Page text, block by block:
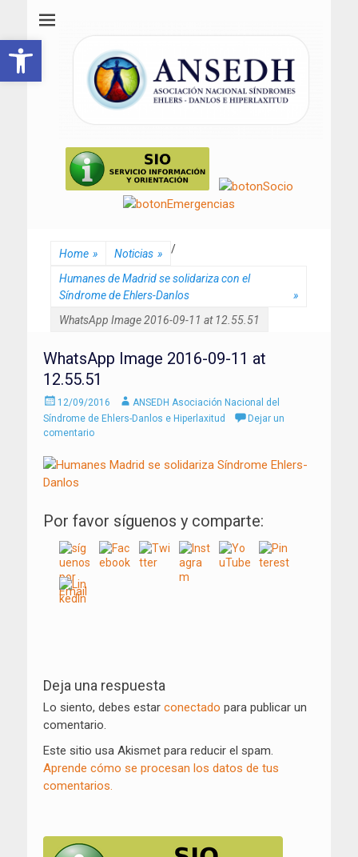
Abrir barra de herramientas
Home » Noticias » /
Humanes de Madrid se solidariza con el
Síndrome de Ehlers-Danlos
»
WhatsApp Image 2016-09-11 at 12.55.51
WhatsApp Image 2016-09-11 at
12.55.51
Enviado
el
12/09/2016 AutorANSEDH Asociación Nacional del
Síndrome de Ehlers-Danlos e Hiperlaxitud
Dejar un
comentario
Por favor síguenos y comparte:
de
entradas
Deja una respuesta
Lo siento, debes estar conectado para publicar un
comentario.
Este sitio usa Akismet para reducir el spam.
Aprende cómo se procesan los datos de tus
comentarios.